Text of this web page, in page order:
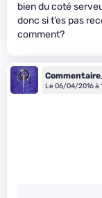
bien du coté
donc si t’es pas
comment?
Le 06/04/2016 à